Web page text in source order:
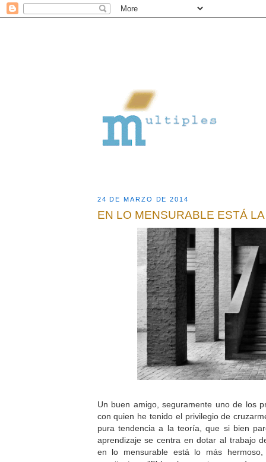
24 DE MARZO DE 2014
EN LO MENSURABLE ESTÁ
Un buen amigo, seguramente uno de los
con quien he tenido el privilegio de
pura tendencia a la teoría, que si bien
aprendizaje se centra en dotar al trabajo
en lo mensurable está lo más